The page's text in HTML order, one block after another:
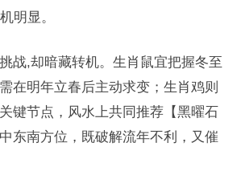
明显。
战,却暗藏转机。生肖鼠宜把握冬至
在明年立春后主动求变；生肖鸡则
键节点，风水上共同推荐【黑曜石
东南方位，既破解流年不利，又催